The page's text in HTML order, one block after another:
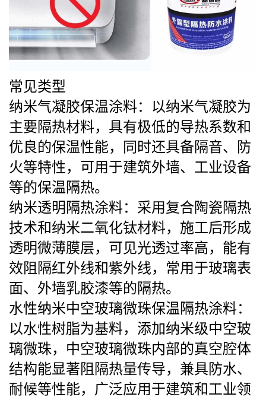
常见类型
纳米气凝胶保温涂料：以纳米气凝胶为
主要隔热材料，具有极低的导热系数和
优良的保温性能，同时还具备隔音、防
火等特性，可用于建筑外墙、工业设备
等的保温隔热。
纳米透明隔热涂料：采用复合陶瓷隔热
技术和纳米二氧化钛材料，施工后形成
透明微薄膜层，可见光透过率高，能有
效阻隔红外线和紫外线，常用于玻璃表
面、外墙乳胶漆等的隔热。
水性纳米中空玻璃微珠保温隔热涂料：
以水性树脂为基料，添加纳米级中空玻
璃微珠，中空玻璃微珠内部的真空腔体
结构能显著阻隔热量传导，兼具防水、
耐候等性能，广泛应用于建筑和工业领